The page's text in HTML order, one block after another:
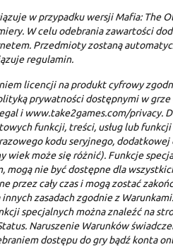
w przypadku wersji Mafia: The
W celu odebrania zawartości
Przedmioty zostaną
regulamin.
licencji na produkt cyfrowy
prywatności dostępnymi w grze
i www.take2games.com/privacy.
funkcji, treści, usług lub funkcji
kodu seryjnego, dodatkowej
może się różnić). Funkcje
mogą nie być dostępne dla
przez cały czas i mogą zostać
zasadach zgodnie z
specjalnych można znaleźć na
Naruszenie Warunków
dostępu do gry bądź konta